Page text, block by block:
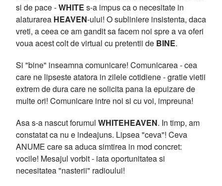
si de pace -WHITE s-a impus ca o necesitate in
alaturarea HEAVEN-ului! O subliniere insistenta, daca
vreti, a ceea ce am gandit sa facem noi spre a va oferi
voua acest colt de virtual cu pretentii de BINE.
Si "bine" inseamna comunicare! Comunicarea - cea
care ne lipseste atatora in zilele cotidiene - gratie vietii
extrem de dura care ne solicita pana la epuizare de
multe ori! Comunicare intre noi si cu voi, impreuna!
Asa s-a nascut forumul WHITEHEAVEN. In timp, am
constatat ca nu e indeajuns. Lipsea "ceva"! Ceva
ANUME care sa aduca simtirea in mod concret:
vocile! Mesajul vorbit - iata oportunitatea si
necesitatea "nasterii" radioului!